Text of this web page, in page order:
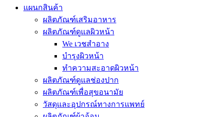
แผนกสินค้า
ผลิตภัณฑ์เสริมอาหาร
ผลิตภัณฑ์ดูแลผิวหน้า
We เวชสำอาง
บำรุงผิวหน้า
ทำความสะอาดผิวหน้า
ผลิตภัณฑ์ดูแลช่องปาก
ผลิตภัณฑ์เพื่อสุขอนามัย
วัสดุและอุปกรณ์ทางการแพทย์